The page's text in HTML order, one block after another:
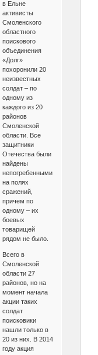
в Ельне
активисты
Смоленского
областного
поискового
объединения
«Долг»
похоронили 20
неизвестных
солдат – по
одному из
каждого из 20
районов
Смоленской
области. Все
защитники
Отечества были
найдены
непогребенными
на полях
сражений,
причем по
одному – их
боевых
товарищей
рядом не было.
Всего в
Смоленской
области 27
районов, но на
момент начала
акции таких
солдат
поисковики
нашли только в
20 из них. В 2014
году акция